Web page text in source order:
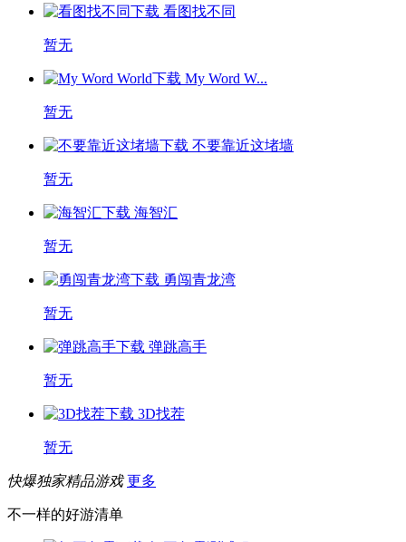
看图找不同
暂无
My Word W...
暂无
不要靠近这堵墙
暂无
海智汇
暂无
勇闯青龙湾
暂无
弹跳高手
暂无
3D找茬
暂无
快爆独家精品游戏 更多
不一样的好游清单